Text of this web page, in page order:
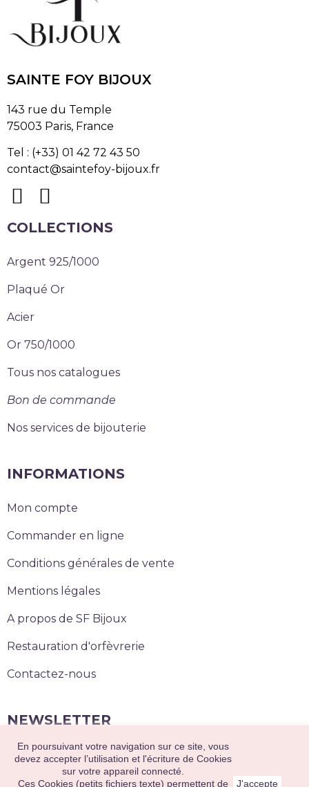
En poursuivant votre navigation sur ce site, vous
devez accepter l’utilisation et l'écriture de Cookies
sur votre appareil connecté.
Ces Cookies (petits fichiers texte) permettent de
J'accepte
SAINTE FOY BIJOUX
143 rue du Temple
75003 Paris, France
Tel : (+33) 01 42 72 43 50
contact@saintefoy-bijoux.fr
COLLECTIONS
Argent 925/1000
Plaqué Or
Acier
Or 750/1000
Tous nos catalogues
Bon de commande
Nos services de bijouterie
INFORMATIONS
Mon compte
Commander en ligne
Conditions générales de vente
Mentions légales
A propos de SF Bijoux
Restauration d'orfèvrerie
Contactez-nous
NEWSLETTER
S’abonner